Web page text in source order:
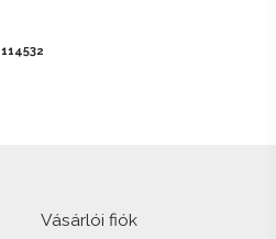
114532
Vásárlói fiók